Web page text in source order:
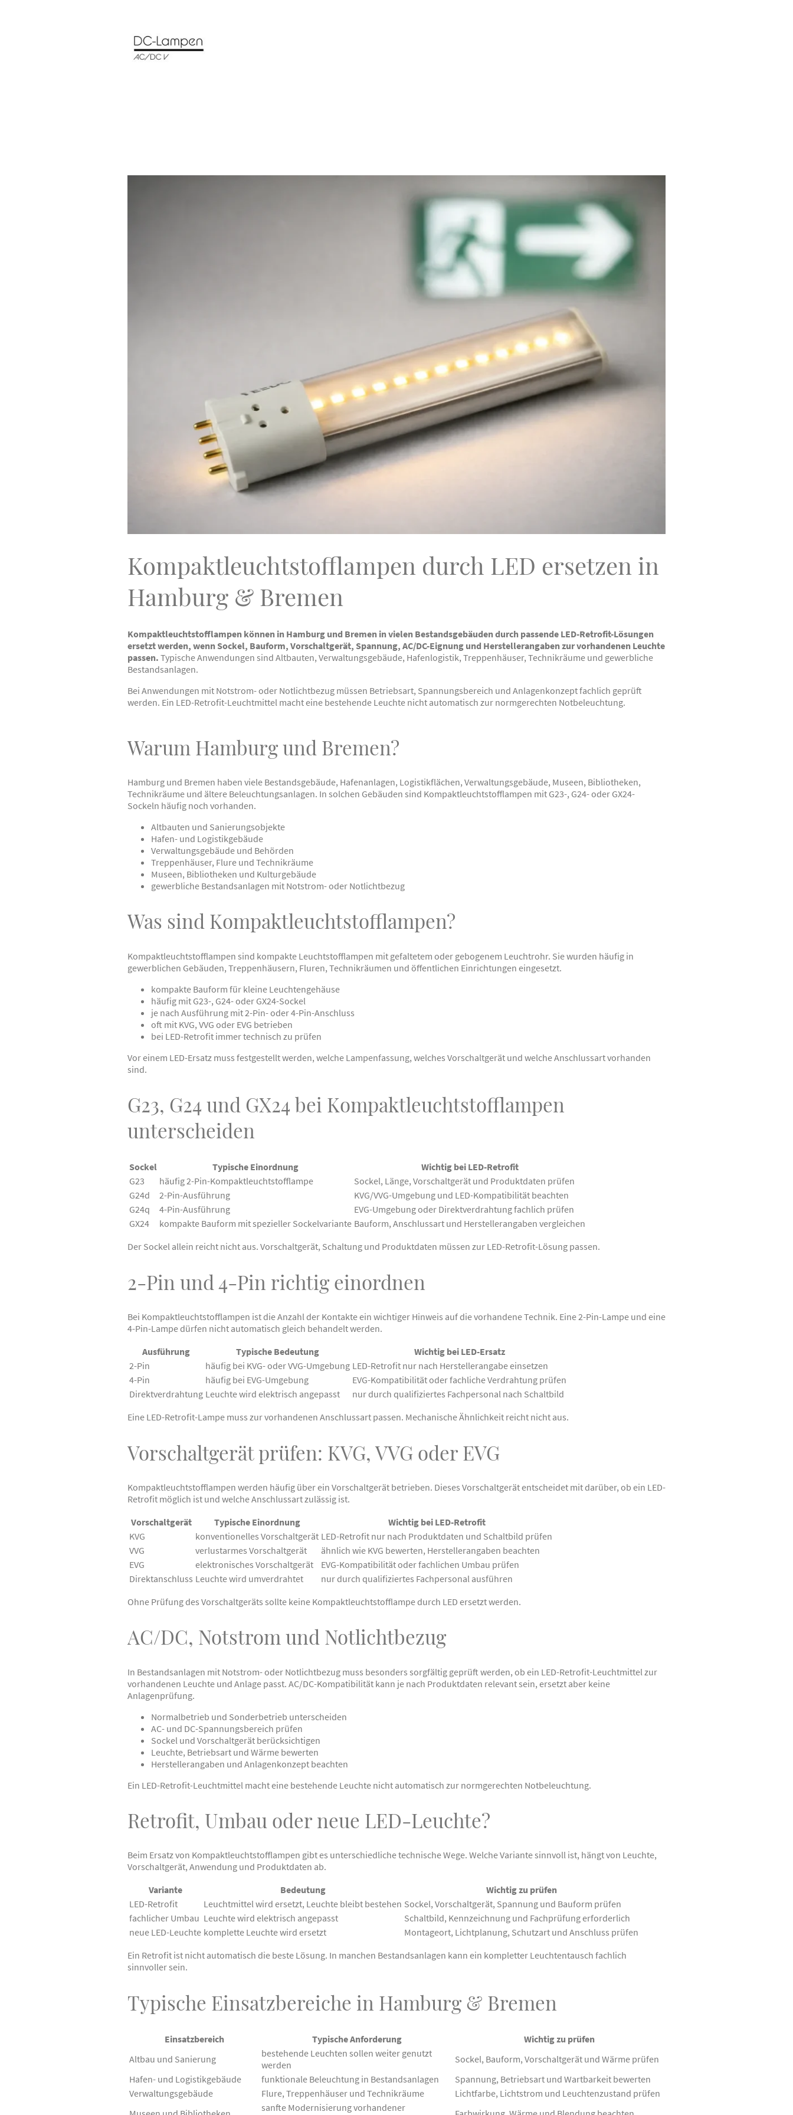
Kompaktleuchtstofflampen durch LED ersetzen in
Hamburg & Bremen
Kompaktleuchtstofflampen können in Hamburg und Bremen in vielen Bestandsgebäuden durch passende LED-Retrofit-Lösungen
ersetzt werden, wenn Sockel, Bauform, Vorschaltgerät, Spannung, AC/DC-Eignung und Herstellerangaben zur vorhandenen Leuchte
passen. Typische Anwendungen sind Altbauten, Verwaltungsgebäude, Hafenlogistik, Treppenhäuser, Technikräume und gewerbliche
Bestandsanlagen.
Bei Anwendungen mit Notstrom- oder Notlichtbezug müssen Betriebsart, Spannungsbereich und Anlagenkonzept fachlich geprüft
werden. Ein LED-Retrofit-Leuchtmittel macht eine bestehende Leuchte nicht automatisch zur normgerechten Notbeleuchtung.
Warum Hamburg und Bremen?
Hamburg und Bremen haben viele Bestandsgebäude, Hafenanlagen, Logistikflächen, Verwaltungsgebäude, Museen, Bibliotheken,
Technikräume und ältere Beleuchtungsanlagen. In solchen Gebäuden sind Kompaktleuchtstofflampen mit G23-, G24- oder GX24-
Sockeln häufig noch vorhanden.
Altbauten und Sanierungsobjekte
Hafen- und Logistikgebäude
Verwaltungsgebäude und Behörden
Treppenhäuser, Flure und Technikräume
Museen, Bibliotheken und Kulturgebäude
gewerbliche Bestandsanlagen mit Notstrom- oder Notlichtbezug
Was sind Kompaktleuchtstofflampen?
Kompaktleuchtstofflampen sind kompakte Leuchtstofflampen mit gefaltetem oder gebogenem Leuchtrohr. Sie wurden häufig in
gewerblichen Gebäuden, Treppenhäusern, Fluren, Technikräumen und öffentlichen Einrichtungen eingesetzt.
kompakte Bauform für kleine Leuchtengehäuse
häufig mit G23-, G24- oder GX24-Sockel
je nach Ausführung mit 2-Pin- oder 4-Pin-Anschluss
oft mit KVG, VVG oder EVG betrieben
bei LED-Retrofit immer technisch zu prüfen
Vor einem LED-Ersatz muss festgestellt werden, welche Lampenfassung, welches Vorschaltgerät und welche Anschlussart vorhanden
sind.
G23, G24 und GX24 bei Kompaktleuchtstofflampen
unterscheiden
Sockel Typische Einordnung
Wichtig bei LED-Retrofit
G23
häufig 2-Pin-Kompaktleuchtstofflampe
Sockel, Länge, Vorschaltgerät und Produktdaten prüfen
G24d
2-Pin-Ausführung
KVG/VVG-Umgebung und LED-Kompatibilität beachten
G24q
4-Pin-Ausführung
EVG-Umgebung oder Direktverdrahtung fachlich prüfen
GX24
kompakte Bauform mit spezieller Sockelvariante Bauform, Anschlussart und Herstellerangaben vergleichen
Der Sockel allein reicht nicht aus. Vorschaltgerät, Schaltung und Produktdaten müssen zur LED-Retrofit-Lösung passen.
2-Pin und 4-Pin richtig einordnen
Bei Kompaktleuchtstofflampen ist die Anzahl der Kontakte ein wichtiger Hinweis auf die vorhandene Technik. Eine 2-Pin-Lampe und eine
4-Pin-Lampe dürfen nicht automatisch gleich behandelt werden.
Ausführung
Typische Bedeutung
Wichtig bei LED-Ersatz
2-Pin
häufig bei KVG- oder VVG-Umgebung LED-Retrofit nur nach Herstellerangabe einsetzen
4-Pin
häufig bei EVG-Umgebung
EVG-Kompatibilität oder fachliche Verdrahtung prüfen
Direktverdrahtung Leuchte wird elektrisch angepasst
nur durch qualifiziertes Fachpersonal nach Schaltbild
Eine LED-Retrofit-Lampe muss zur vorhandenen Anschlussart passen. Mechanische Ähnlichkeit reicht nicht aus.
Vorschaltgerät prüfen: KVG, VVG oder EVG
Kompaktleuchtstofflampen werden häufig über ein Vorschaltgerät betrieben. Dieses Vorschaltgerät entscheidet mit darüber, ob ein LED-
Retrofit möglich ist und welche Anschlussart zulässig ist.
Vorschaltgerät
Typische Einordnung
Wichtig bei LED-Retrofit
KVG
konventionelles Vorschaltgerät LED-Retrofit nur nach Produktdaten und Schaltbild prüfen
VVG
verlustarmes Vorschaltgerät
ähnlich wie KVG bewerten, Herstellerangaben beachten
EVG
elektronisches Vorschaltgerät
EVG-Kompatibilität oder fachlichen Umbau prüfen
Direktanschluss Leuchte wird umverdrahtet
nur durch qualifiziertes Fachpersonal ausführen
Ohne Prüfung des Vorschaltgeräts sollte keine Kompaktleuchtstofflampe durch LED ersetzt werden.
AC/DC, Notstrom und Notlichtbezug
In Bestandsanlagen mit Notstrom- oder Notlichtbezug muss besonders sorgfältig geprüft werden, ob ein LED-Retrofit-Leuchtmittel zur
vorhandenen Leuchte und Anlage passt. AC/DC-Kompatibilität kann je nach Produktdaten relevant sein, ersetzt aber keine
Anlagenprüfung.
Normalbetrieb und Sonderbetrieb unterscheiden
AC- und DC-Spannungsbereich prüfen
Sockel und Vorschaltgerät berücksichtigen
Leuchte, Betriebsart und Wärme bewerten
Herstellerangaben und Anlagenkonzept beachten
Ein LED-Retrofit-Leuchtmittel macht eine bestehende Leuchte nicht automatisch zur normgerechten Notbeleuchtung.
Retrofit, Umbau oder neue LED-Leuchte?
Beim Ersatz von Kompaktleuchtstofflampen gibt es unterschiedliche technische Wege. Welche Variante sinnvoll ist, hängt von Leuchte,
Vorschaltgerät, Anwendung und Produktdaten ab.
Variante
Bedeutung
Wichtig zu prüfen
LED-Retrofit
Leuchtmittel wird ersetzt, Leuchte bleibt bestehen Sockel, Vorschaltgerät, Spannung und Bauform prüfen
fachlicher Umbau Leuchte wird elektrisch angepasst
Schaltbild, Kennzeichnung und Fachprüfung erforderlich
neue LED-Leuchte komplette Leuchte wird ersetzt
Montageort, Lichtplanung, Schutzart und Anschluss prüfen
Ein Retrofit ist nicht automatisch die beste Lösung. In manchen Bestandsanlagen kann ein kompletter Leuchtentausch fachlich
sinnvoller sein.
Typische Einsatzbereiche in Hamburg & Bremen
Einsatzbereich Typische Anforderung
Wichtig zu prüfen
Altbau und Sanierung
bestehende Leuchten sollen weiter genutzt
werden
Sockel, Bauform, Vorschaltgerät und Wärme prüfen
Hafen- und Logistikgebäude
funktionale Beleuchtung in Bestandsanlagen
Spannung, Betriebsart und Wartbarkeit bewerten
Verwaltungsgebäude
Flure, Treppenhäuser und Technikräume
Lichtfarbe, Lichtstrom und Leuchtenzustand prüfen
sanfte Modernisierung vorhandener